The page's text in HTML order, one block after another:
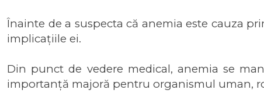
Înainte de a suspecta că anemia este cauza
implicațiile ei.
Din punct de vedere medical, anemia se
importanță majoră pentru organismul uman,